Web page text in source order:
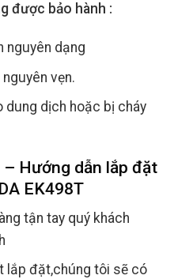
được bảo hành :
nguyên dạng
vẹn.
dung dịch hoặc bị cháy
– Hướng dẫn lắp đặt
EK498T
tận tay quý khách
lắp đặt,chúng tôi sẽ có